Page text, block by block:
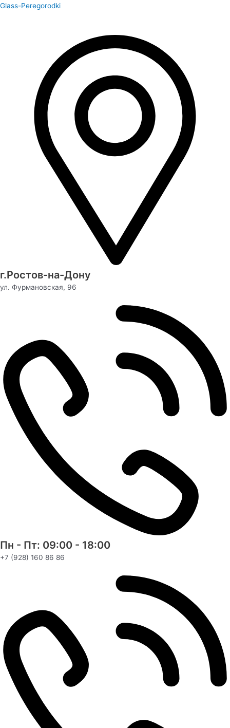
Перейти
Glass-Peregorodki
г.Ростов-на-Дону
ул. Фурмановская, 96
Пн - Пт: 09:00 - 18:00
+7 (928) 160 86 86